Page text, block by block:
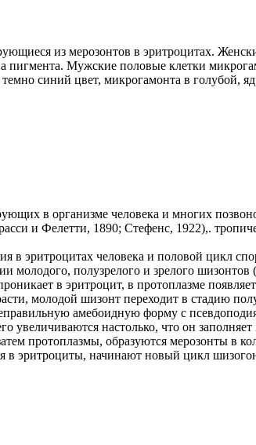
из мерозонтов в эритроцитах.
пигмента. Мужские половые клетки
синий цвет, микрогамонта в голубой,
в организме человека и многих
и Фелетти, 1890; Стефенс, 1922),.
эритроцитах человека и половой цикл
молодого, полузрелого и зрелого
в эритроцит, в протоплазме
молодой шизонт переходит в стадию
амебоидную форму с
настолько, что он заполняет
протоплазмы, образуются мерозонты в
в эритроциты, начинают новый цикл